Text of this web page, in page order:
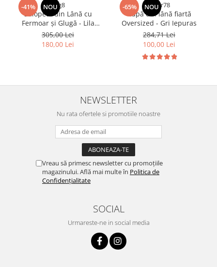
-41% NOUrfrg8
Salopetă din Lână cu
Fermoar și Glugă - Lila
Bradut
305,00 Lei
180,00 Lei
-65% NOU
drgtr78
Capă din lână fiartă
Oversized - Gri Iepuras
284,71 Lei
100,00 Lei
NEWSLETTER
Nu rata ofertele si promotiile noastre
Vreau să primesc newsletter cu promoțiile
magazinului. Află mai multe în Politica de
Confidențialitate
SOCIAL
Urmareste-ne in social media